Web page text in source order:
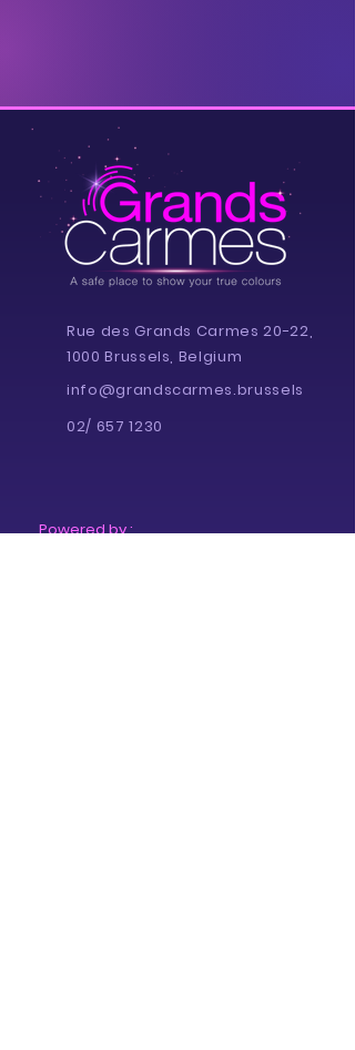
Rue des Grands Carmes 20-22,
1000 Brussels, Belgium
info@grandscarmes.brussels
02/ 657 1230
Powered by :